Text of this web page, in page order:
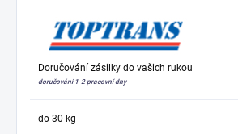
Doručování zásilky do vašich rukou
doručování 1-2 pracovní dny
do 30 kg